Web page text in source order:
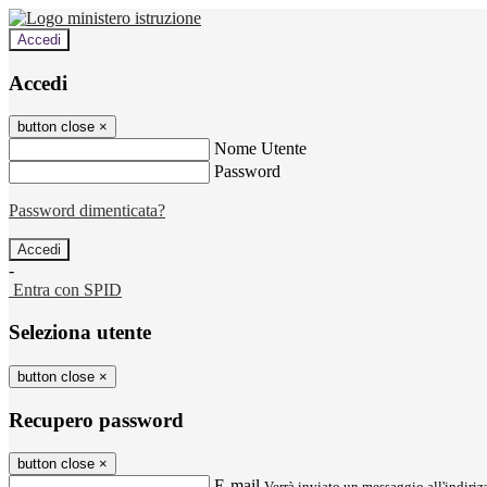
Accedi
Accedi
button close ×
Nome Utente
Password
Password dimenticata?
-
Entra con SPID
Seleziona utente
button close ×
Recupero password
button close ×